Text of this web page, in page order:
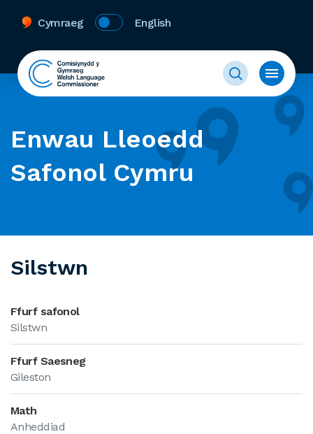
Cymraeg English
Enwau Lleoedd
Safonol Cymru
Silstwn
Ffurf safonol
Silstwn
Ffurf Saesneg
Gileston
Math
Anheddiad